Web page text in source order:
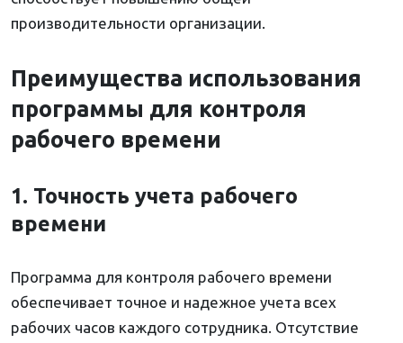
производительности организации.
Преимущества использования
программы для контроля
рабочего времени
1. Точность учета рабочего
времени
Программа для контроля рабочего времени
обеспечивает точное и надежное учета всех
рабочих часов каждого сотрудника. Отсутствие